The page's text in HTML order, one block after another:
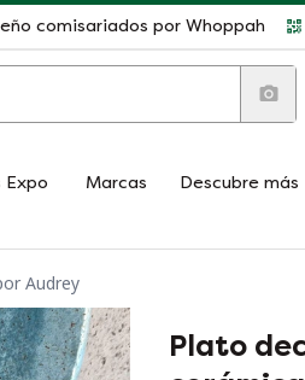
comisariados por Whoppah
Expo Marcas Descubre más
Audrey
Plato